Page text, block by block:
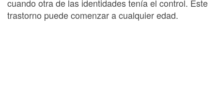
cuando otra de las identidades tenía el control. Este
trastorno puede comenzar a cualquier edad.